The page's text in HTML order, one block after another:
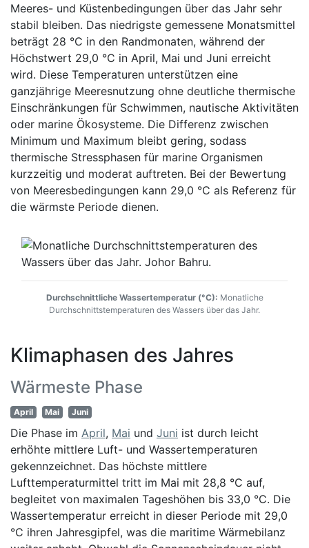
Meeres- und Küstenbedingungen über das Jahr sehr
stabil bleiben. Das niedrigste gemessene Monatsmittel
beträgt 28 °C in den Randmonaten, während der
Höchstwert 29,0 °C in April, Mai und Juni erreicht
wird. Diese Temperaturen unterstützen eine
ganzjährige Meeresnutzung ohne deutliche thermische
Einschränkungen für Schwimmen, nautische Aktivitäten
oder marine Ökosysteme. Die Differenz zwischen
Minimum und Maximum bleibt gering, sodass
thermische Stressphasen für marine Organismen
kurzzeitig und moderat auftreten. Bei der Bewertung
von Meeresbedingungen kann 29,0 °C als Referenz für
die wärmste Periode dienen.
Durchschnittliche Wassertemperatur (°C): Monatliche
Durchschnittstemperaturen des Wassers über das Jahr.
Klimaphasen des Jahres
Wärmeste Phase
April Mai Juni
Die Phase im April, Mai und Juni ist durch leicht
erhöhte mittlere Luft- und Wassertemperaturen
gekennzeichnet. Das höchste mittlere
Lufttemperaturmittel tritt im Mai mit 28,8 °C auf,
begleitet von maximalen Tageshöhen bis 33,0 °C. Die
Wassertemperatur erreicht in dieser Periode mit 29,0
°C ihren Jahresgipfel, was die maritime Wärmebilanz